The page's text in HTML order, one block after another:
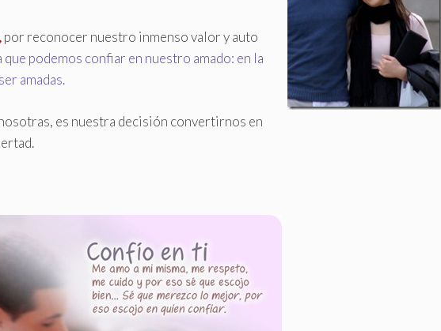
por reconocer nuestro inmenso valor y auto
que podemos confiar en nuestro amado: en la
amadas.
es nuestra decisión convertirnos en